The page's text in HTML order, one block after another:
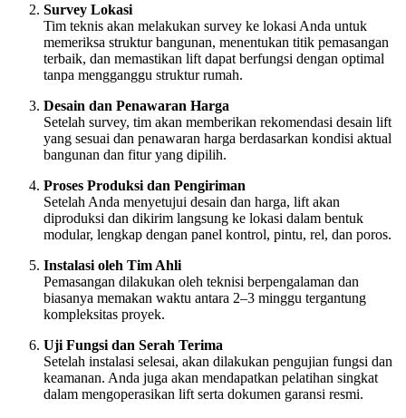
Survey Lokasi
Tim teknis akan melakukan survey ke lokasi Anda untuk
memeriksa struktur bangunan, menentukan titik pemasangan
terbaik, dan memastikan lift dapat berfungsi dengan optimal
tanpa mengganggu struktur rumah.
Desain dan Penawaran Harga
Setelah survey, tim akan memberikan rekomendasi desain lift
yang sesuai dan penawaran harga berdasarkan kondisi aktual
bangunan dan fitur yang dipilih.
Proses Produksi dan Pengiriman
Setelah Anda menyetujui desain dan harga, lift akan
diproduksi dan dikirim langsung ke lokasi dalam bentuk
modular, lengkap dengan panel kontrol, pintu, rel, dan poros.
Instalasi oleh Tim Ahli
Pemasangan dilakukan oleh teknisi berpengalaman dan
biasanya memakan waktu antara 2–3 minggu tergantung
kompleksitas proyek.
Uji Fungsi dan Serah Terima
Setelah instalasi selesai, akan dilakukan pengujian fungsi dan
keamanan. Anda juga akan mendapatkan pelatihan singkat
dalam mengoperasikan lift serta dokumen garansi resmi.